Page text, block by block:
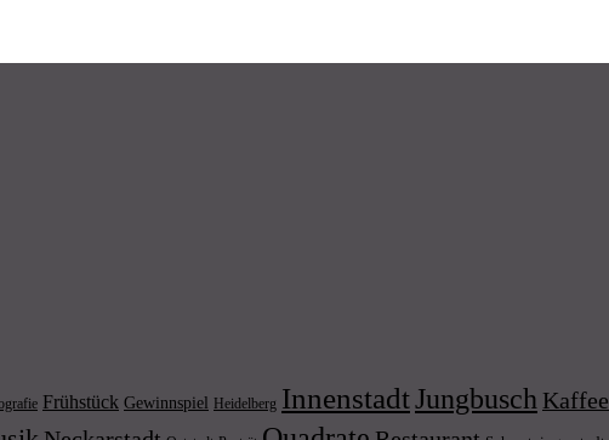
Frühstück Gewinnspiel Heidelberg InnenstadtJungbusch Kaffee